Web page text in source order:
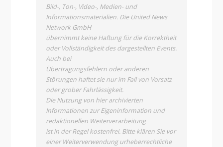
Bild-, Ton-, Video-, Medien- und
Informationsmaterialien. Die United News
Network GmbH
übernimmt keine Haftung für die Korrektheit
oder Vollständigkeit des dargestellten Events.
Auch bei
Übertragungsfehlern oder anderen
Störungen haftet sie nur im Fall von Vorsatz
oder grober Fahrlässigkeit.
Die Nutzung von hier archivierten
Informationen zur Eigeninformation und
redaktionellen Weiterverarbeitung
ist in der Regel kostenfrei. Bitte klären Sie vor
einer Weiterverwendung urheberrechtliche